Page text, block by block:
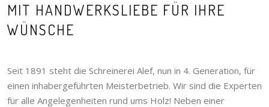
MIT HANDWERKSLIEBE FÜR IHRE
WÜNSCHE
Seit 1891 steht die Schreinerei Alef, nun in 4. Generation, für
einen inhabergeführten Meisterbetrieb. Wir sind die Experten
für alle Angelegenheiten rund ums Holz! Neben einer